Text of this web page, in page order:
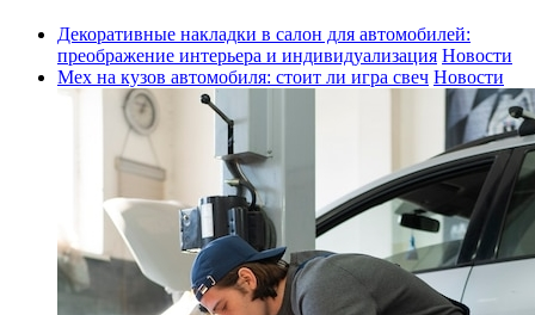
Декоративные накладки в салон для автомобилей:
преображение интерьера и индивидуализация Новости
Мех на кузов автомобиля: стоит ли игра свеч Новости